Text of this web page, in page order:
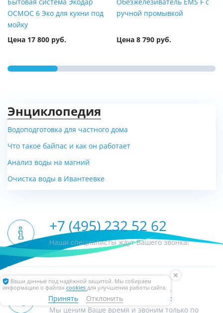
Бытовая система Экодар
ОСМОС 6 Эко для кухни под
мойку
Цена 17 800 руб.
Обезжелезиватель EMS F с
ручной промывкой
Цена 8 790 руб.
Энциклопедия
Водоподготовка для частного дома
Что такое байпас и как он работает
Анализ воды на магний
Очистка воды в Ивантеевке
+7 (495) 232 52 62
Наши специалисты ждут Вашего звонка!
Обратный звонок
Мы ценим Ваше время и звоним только по
Ваши данные под надёжной защитой. Мы собираем
информацию о файлах cookies для улучшения работы сайта.
Принять Отклонить
✕